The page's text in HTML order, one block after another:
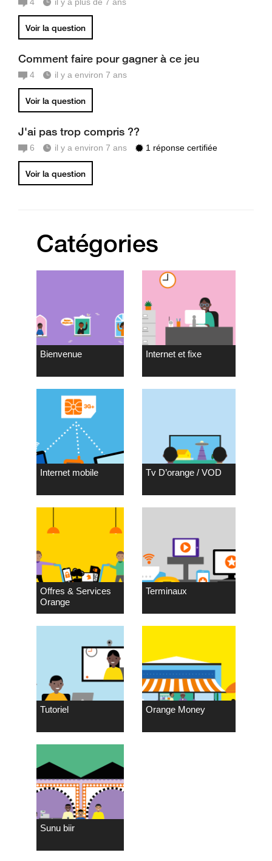
Voir la question
Comment faire pour gagner à ce jeu
4 il y a environ 7 ans
Voir la question
J'ai pas trop compris ??
6 il y a environ 7 ans 1 réponse certifiée
Voir la question
Catégories
Bienvenue Internet et fixe
Internet mobile Tv D’orange / VOD
Offres & Services
Orange
Terminaux
Tutoriel Orange Money
Sunu biir